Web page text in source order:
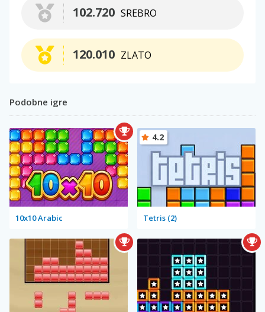
SREBRO
102.720
ZLATO
120.010
Podobne igre
10x10 Arabic Tetris (2)
4.2